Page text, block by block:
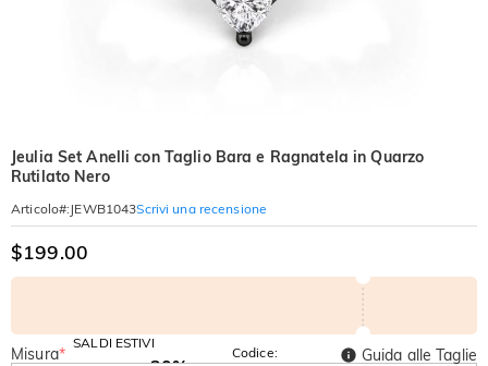
Jeulia Set Anelli con Taglio Bara e Ragnatela in Quarzo
Rutilato Nero
Articolo#: JEWB1043Scrivi una recensione
$199.00
SALDI ESTIVI
Codice:
Misura*
Guida alle Taglie